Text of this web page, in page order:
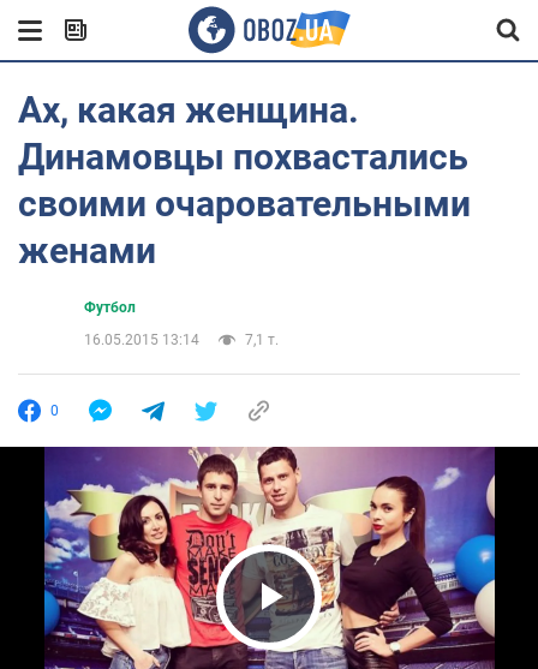
Ах, какая женщина.
Динамовцы похвастались
своими очаровательными
женами
Футбол
16.05.2015 13:14
7,1 т.
0
Play Video